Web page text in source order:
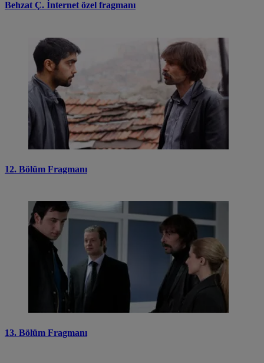
Behzat Ç. İnternet özel fragmanı
12. Bölüm Fragmanı
13. Bölüm Fragmanı